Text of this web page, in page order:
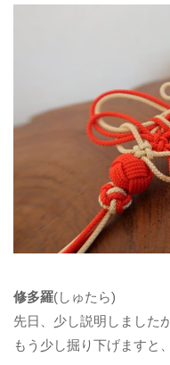
修多羅(しゅたら)
先日、少し説明しましたが
もう少し掘り下げますと